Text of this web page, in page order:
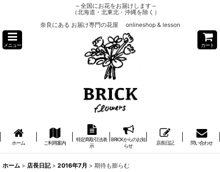
～全国にお花をお届けします～
（北海道・北東北・沖縄を除く）
奈良にある お届け専門の花屋 onlineshop & lesson
メニュー カート
ホーム ご利用案内
特定商取引法表
示
BRICKからのお知
らせ
店長日記 問い合わせ
ホーム > 店長日記 > 2016年7月 > 期待も膨らむ